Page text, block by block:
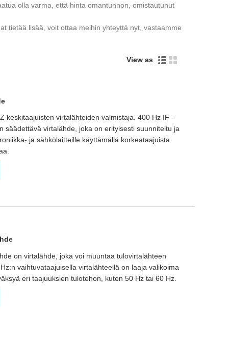
olla varma, että hinta omantunnon, omistautunut
tietää lisää, voit ottaa meihin yhteyttä nyt, vastaamme
View as
keskitaajuisten virtalähteiden valmistaja. 400 Hz IF -
säädettävä virtalähde, joka on erityisesti suunniteltu ja
ja sähkölaitteille käyttämällä korkeataajuista
on virtalähde, joka voi muuntaa tulovirtalähteen
vaihtuvataajuisella virtalähteellä on laaja valikoima
eri taajuuksien tulotehon, kuten 50 Hz tai 60 Hz.